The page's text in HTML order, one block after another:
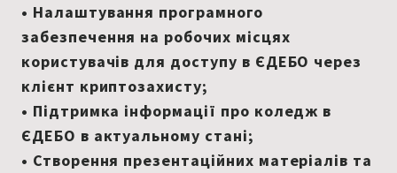
• Налаштування програмного
забезпечення на робочих місцях
користувачів для доступу в ЄДЕБО через
клієнт криптозахисту;
• Підтримка інформації про коледж в
ЄДЕБО в актуальному стані;
• Створення презентаційних матеріалів та